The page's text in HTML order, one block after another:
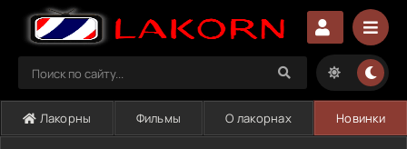
Лакорны Фильмы О лакорнах Новинки